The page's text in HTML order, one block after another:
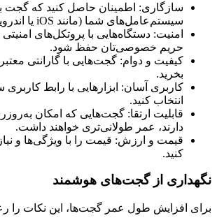
سازگاری: اطمینان حاصل کنید که گجت
سیستم‌عامل‌های شما (مانند iOS یا اندروید) هماهنگ است.
امنیت: دستگاه‌هایی با پروتکل‌های امنیتی
حریم خصوصی‌تان حفظ شود.
کیفیت و دوام: گجت‌هایی با گارانتی
بخرید.
انتخاب کنید.
قابلیت ارتقا: گجت‌هایی که امکان
دارند، عمر طولانی‌تری خواهند داشت.
قیمت و ارزش: قیمت را با ویژگی‌ها و
کنید.
نگهداری از گجت‌های هوشمند
برای افزایش طول عمر گجت‌ها، این نکات را